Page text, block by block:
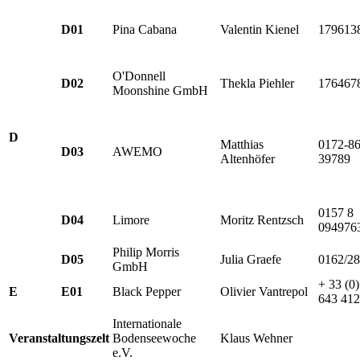
D
D01 Pina Cabana Valentin Kienel
D02
O'Donnell
Moonshine GmbH
Thekla Piehler
D03 AWEMO
Matthias
Altenhöfer
0172-86
39789
D04 Limore Moritz Rentzsch
0157 8
D05
Philip Morris
GmbH
Julia Graefe 0162/
E E01 Black Pepper Olivier Vantrepol
+ 33
643 412
Veranstaltungszelt
Internationale
Bodenseewoche
e.V.
Klaus Wehner